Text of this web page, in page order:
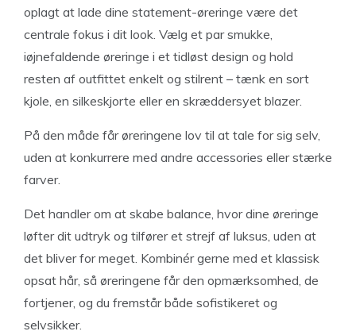
oplagt at lade dine statement-øreringe være det
centrale fokus i dit look. Vælg et par smukke,
iøjnefaldende øreringe i et tidløst design og hold
resten af outfittet enkelt og stilrent – tænk en sort
kjole, en silkeskjorte eller en skræddersyet blazer.
På den måde får øreringene lov til at tale for sig selv,
uden at konkurrere med andre accessories eller stærke
farver.
Det handler om at skabe balance, hvor dine øreringe
løfter dit udtryk og tilfører et strejf af luksus, uden at
det bliver for meget. Kombinér gerne med et klassisk
opsat hår, så øreringene får den opmærksomhed, de
fortjener, og du fremstår både sofistikeret og
selvsikker.